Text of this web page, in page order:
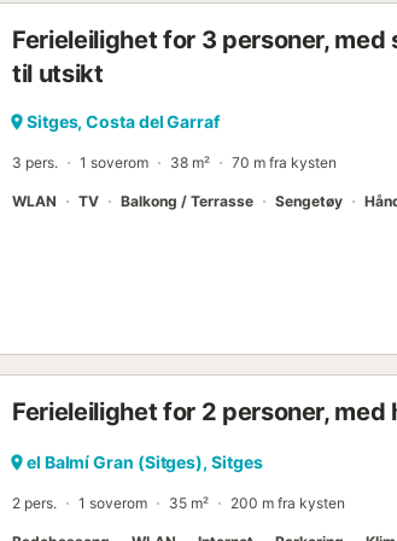
Ferieleilighet for 3 personer,
til utsikt
Sitges, Costa del Garraf
3 pers. 1 soverom 38 m² 70 m fra kysten
WLAN TV Balkong / Terrasse Sengetøy
Ferieleilighet for 2 personer,
el Balmí Gran (Sitges), Sitges
2 pers. 1 soverom 35 m² 200 m fra kysten